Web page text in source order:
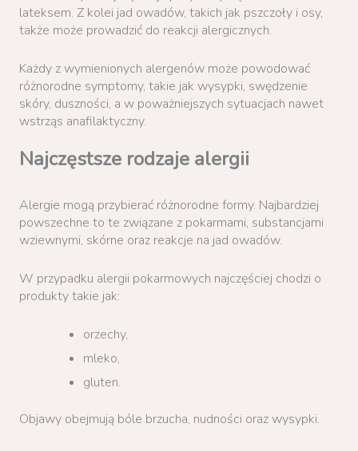
lateksem. Z kolei jad owadów, takich jak pszczoły i osy,
także może prowadzić do reakcji alergicznych.
Każdy z wymienionych alergenów może powodować
różnorodne symptomy, takie jak wysypki, swędzenie
skóry, duszności, a w poważniejszych sytuacjach nawet
wstrząs anafilaktyczny.
Najczęstsze rodzaje alergii
Alergie mogą przybierać różnorodne formy. Najbardziej
powszechne to te związane z pokarmami, substancjami
wziewnymi, skórne oraz reakcje na jad owadów.
W przypadku alergii pokarmowych najczęściej chodzi o
produkty takie jak:
orzechy,
mleko,
gluten.
Objawy obejmują bóle brzucha, nudności oraz wysypki.